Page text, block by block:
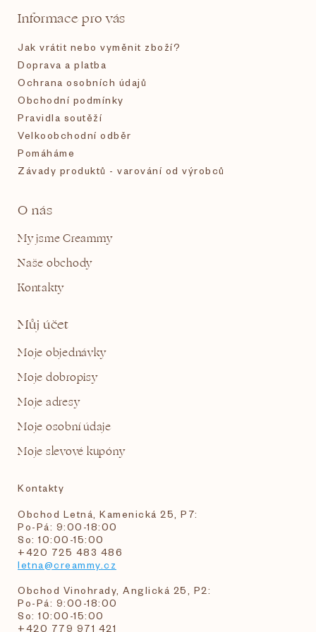
Informace pro vás
Jak vrátit nebo vyměnit zboží?
Doprava a platba
Ochrana osobních údajů
Obchodní podmínky
Pravidla soutěží
Velkoobchodní odběr
Pomáháme
Závady produktů - varování od výrobců
O nás
My jsme Creammy
Naše obchody
Kontakty
Můj účet
Moje objednávky
Moje dobropisy
Moje adresy
Moje osobní údaje
Moje slevové kupóny
Kontakty
Obchod Letná, Kamenická 25, P7:
Po-Pá: 9:00-18:00
So: 10:00-15:00
+420 725 483 486
letna@creammy.cz
Obchod Vinohrady, Anglická 25, P2:
Po-Pá: 9:00-18:00
So: 10:00-15:00
+420 779 971 421